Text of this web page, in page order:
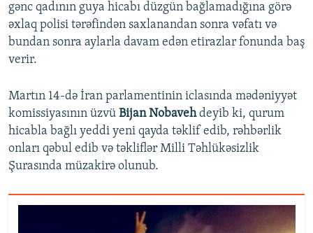
gənc qadının guya hicabı düzgün bağlamadığına görə
əxlaq polisi tərəfindən saxlanandan sonra vəfatı və
bundan sonra aylarla davam edən etirazlar fonunda baş
verir.
Martın 14-də İran parlamentinin iclasında mədəniyyət
komissiyasının üzvü Bijan Nobavehdeyib ki, qurum
hicabla bağlı yeddi yeni qayda təklif edib, rəhbərlik
onları qəbul edib və təkliflər Milli Təhlükəsizlik
Şurasında müzakirə olunub.